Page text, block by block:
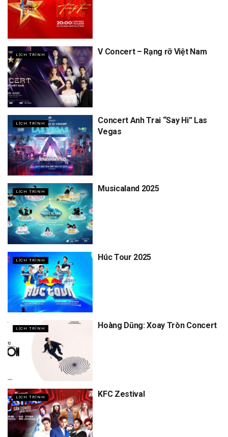
LỊCH TRÌNH V Concert – Rạng rỡ Việt Nam
LỊCH TRÌNH
Concert Anh Trai “Say Hi” Las
Vegas
LỊCH TRÌNH Musicaland 2025
LỊCH TRÌNH Húc Tour 2025
LỊCH TRÌNH Hoàng Dũng: Xoay Tròn Concert
LỊCH TRÌNH KFC Zestival